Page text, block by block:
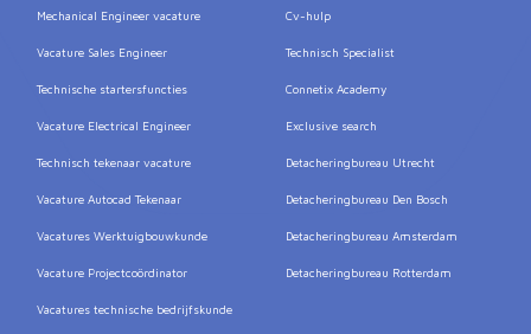
Mechanical Engineer vacature
Vacature Sales Engineer
Technische startersfuncties
Vacature Electrical Engineer
Technisch tekenaar vacature
Vacature Autocad Tekenaar
Vacatures Werktuigbouwkunde
Vacature Projectcoördinator
Vacatures technische bedrijfskunde
Cv-hulp
Technisch Specialist
Connetix Academy
Exclusive search
Detacheringbureau Utrecht
Detacheringbureau Den Bosch
Detacheringbureau Amsterdam
Detacheringbureau Rotterdam